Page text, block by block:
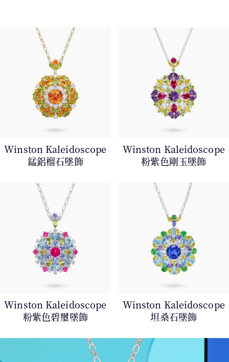
Winston Kaleidoscope
錳⁠鋁⁠榴⁠石墜飾
Winston Kaleidoscope
粉⁠紫⁠色⁠剛⁠玉墜飾
Winston Kaleidoscope
粉⁠紫⁠色⁠碧璽墜飾
Winston Kaleidoscope
坦⁠桑⁠石⁠墜飾